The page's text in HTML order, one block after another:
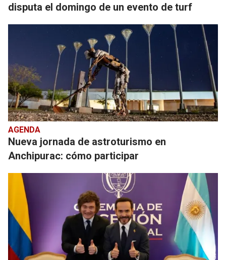
disputa el domingo de un evento de turf
AGENDA
Nueva jornada de astroturismo en
Anchipurac: cómo participar